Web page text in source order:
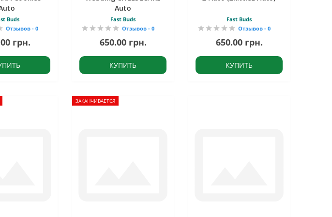
Buds
Отзывов - 0
грн.
Auto
Fast Buds
Отзывов - 0
650.00 грн.
КУПИТЬ
Fast Buds
Отзывов - 0
650.00 грн.
КУПИТЬ
ЗАКАНЧИВАЕТСЯ